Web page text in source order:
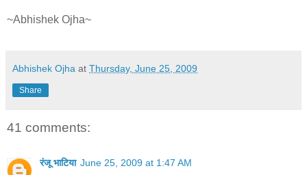
~Abhishek Ojha~
Abhishek Ojha at Thursday, June 25, 2009
Share
41 comments:
रंजू भाटिया June 25, 2009 at 1:47 AM